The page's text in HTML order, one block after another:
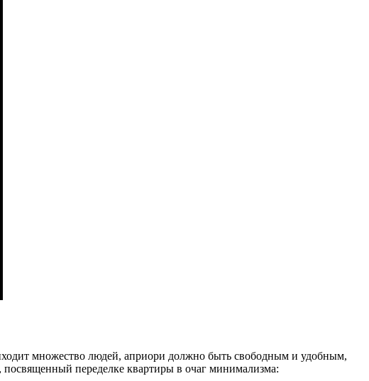
множество людей, априори должно быть свободным и удобным,
переделке квартиры в очаг минимализма: